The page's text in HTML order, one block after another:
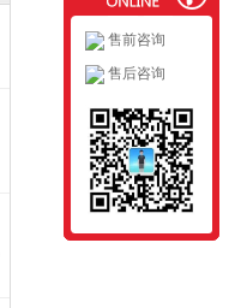
售前咨询
售后咨询